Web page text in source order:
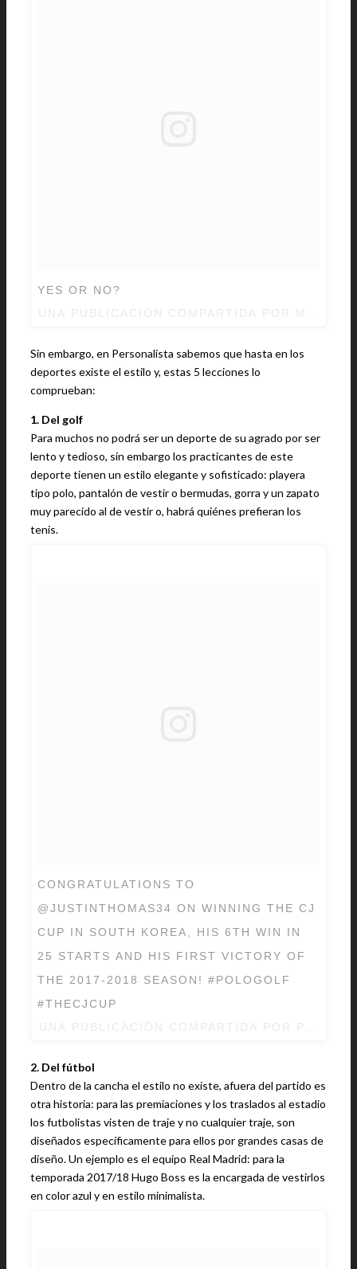
YES OR NO?
Sin embargo, en Personalista sabemos que hasta en los
deportes existe el estilo y, estas 5 lecciones lo
comprueban:
1. Del golf
Para muchos no podrá ser un deporte de su agrado por ser
lento y tedioso, sin embargo los practicantes de este
deporte tienen un estilo elegante y sofisticado: playera
tipo polo, pantalón de vestir o bermudas, gorra y un zapato
muy parecido al de vestir o, habrá quiénes prefieran los
tenis.
CONGRATULATIONS TO
@JUSTINTHOMAS34 ON WINNING THE CJ
CUP IN SOUTH KOREA, HIS 6TH WIN IN
25 STARTS AND HIS FIRST VICTORY OF
THE 2017-2018 SEASON! #POLOGOLF
#THECJCUP
2. Del fútbol
Dentro de la cancha el estilo no existe, afuera del partido es
otra historia: para las premiaciones y los traslados al estadio
los futbolistas visten de traje y no cualquier traje, son
diseñados específicamente para ellos por grandes casas de
diseño. Un ejemplo es el equipo Real Madrid: para la
temporada 2017/18 Hugo Boss es la encargada de vestirlos
en color azul y en estilo minimalista.